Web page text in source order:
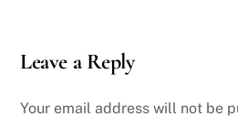
Leave a Reply
Your email address will not be